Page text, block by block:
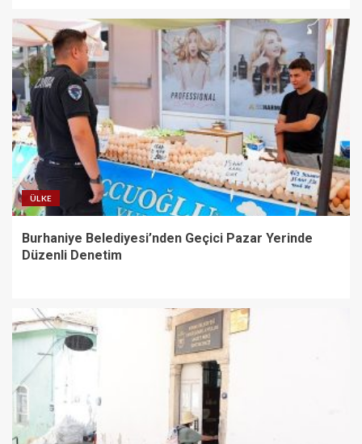
ÜLKE
Burhaniye Belediyesi’nden Geçici Pazar Yerinde
Düzenli Denetim